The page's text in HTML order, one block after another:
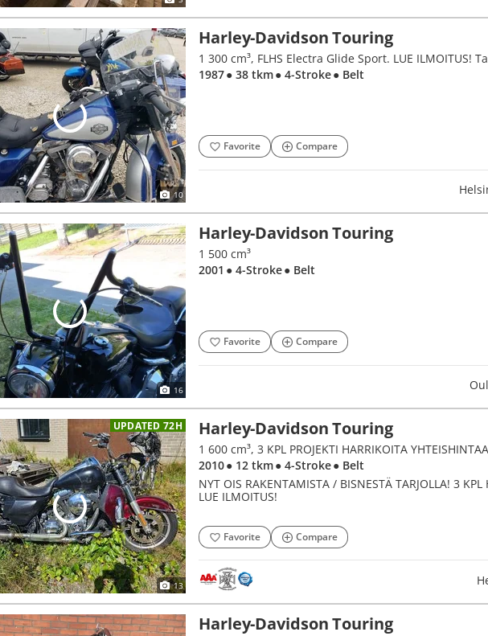
10
Harley-Davidson Touring
1 300 cm³, FLHS Electra Glide Sport. LUE ILMOITUS!
1987● 38 tkm● 4-Stroke● Belt
Favorite Compare
16
Harley-Davidson Touring
1 500 cm³
2001 ● 4-Stroke● Belt
Favorite Compare
UPDATED 72H
13
Harley-Davidson Touring
1 600 cm³, 3 KPL PROJEKTI HARRIKOITA
2010● 12 tkm● 4-Stroke● Belt
NYT OIS RAKENTAMISTA / BISNESTÄ TARJOLLA! 3
LUE ILMOITUS!
Favorite Compare
Harley-Davidson Touring